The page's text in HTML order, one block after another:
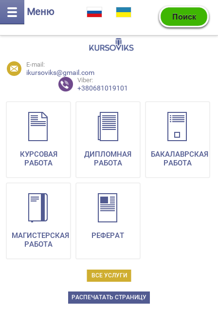
Меню
E-mail:
ikursoviks@gmail.com
Viber:
+380681019101
ВСЕ УСЛУГИ
КУРСОВАЯ
РАБОТА
ДИПЛОМНАЯ
РАБОТА
БАКАЛАВРСКАЯ
РАБОТА
МАГИСТЕРСКАЯ
РАБОТА
РЕФЕРАТ
РАСПЕЧАТАТЬ СТРАНИЦУ